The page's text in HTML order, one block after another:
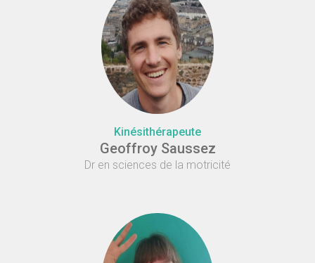
Kinésithérapeute
Geoffroy Saussez
Dr en sciences de la motricité